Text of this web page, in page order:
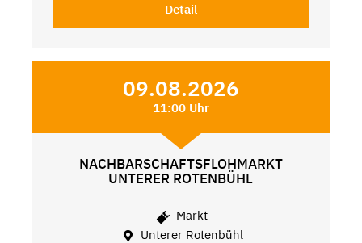
Detail
09.08.2026
11:00 Uhr
NACHBARSCHAFTSFLOHMARKT
UNTERER ROTENBÜHL
Markt
Unterer Rotenbühl